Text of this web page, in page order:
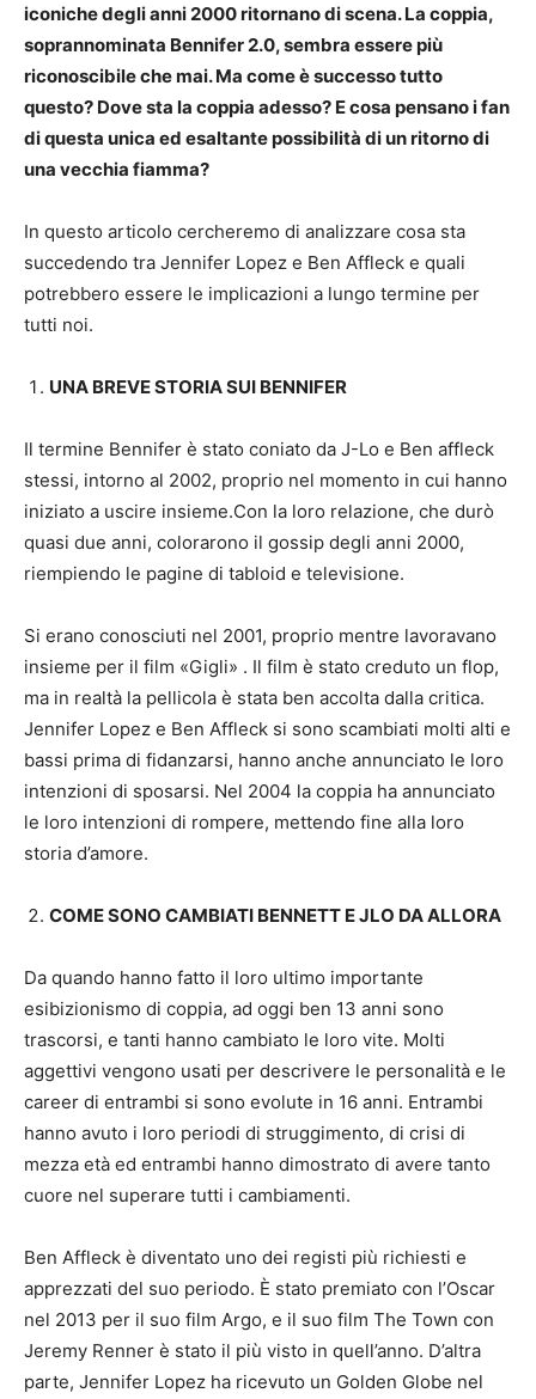
iconiche degli anni 2000 ritornano di scena. La coppia,
soprannominata Bennifer 2.0, sembra essere più
riconoscibile che mai. Ma come è successo tutto
questo? Dove sta la coppia adesso? E cosa pensano i fan
di questa unica ed esaltante possibilità di un ritorno di
una vecchia fiamma?
In questo articolo cercheremo di analizzare cosa sta
succedendo tra Jennifer Lopez e Ben Affleck e quali
potrebbero essere le implicazioni a lungo termine per
tutti noi.
UNA BREVE STORIA SUI BENNIFER
Il termine Bennifer è stato coniato da J-Lo e Ben affleck
stessi, intorno al 2002, proprio nel momento in cui hanno
iniziato a uscire insieme.Con la loro relazione, che durò
quasi due anni, colorarono il gossip degli anni 2000,
riempiendo le pagine di tabloid e televisione.
Si erano conosciuti nel 2001, proprio mentre lavoravano
insieme per il film «Gigli» . Il film è stato creduto un flop,
ma in realtà la pellicola è stata ben accolta dalla critica.
Jennifer Lopez e Ben Affleck si sono scambiati molti alti e
bassi prima di fidanzarsi, hanno anche annunciato le loro
intenzioni di sposarsi. Nel 2004 la coppia ha annunciato
le loro intenzioni di rompere, mettendo fine alla loro
storia d’amore.
COME SONO CAMBIATI BENNETT E JLO DA ALLORA
Da quando hanno fatto il loro ultimo importante
esibizionismo di coppia, ad oggi ben 13 anni sono
trascorsi, e tanti hanno cambiato le loro vite. Molti
aggettivi vengono usati per descrivere le personalità e le
career di entrambi si sono evolute in 16 anni. Entrambi
hanno avuto i loro periodi di struggimento, di crisi di
mezza età ed entrambi hanno dimostrato di avere tanto
cuore nel superare tutti i cambiamenti.
Ben Affleck è diventato uno dei registi più richiesti e
apprezzati del suo periodo. È stato premiato con l’Oscar
nel 2013 per il suo film Argo, e il suo film The Town con
Jeremy Renner è stato il più visto in quell’anno. D’altra
parte, Jennifer Lopez ha ricevuto un Golden Globe nel